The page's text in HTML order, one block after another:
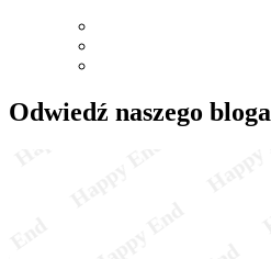
Odwiedź naszego bloga